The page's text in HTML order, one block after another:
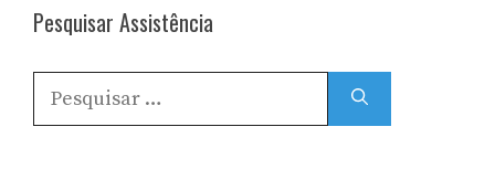
Pesquisar Assistência
por: